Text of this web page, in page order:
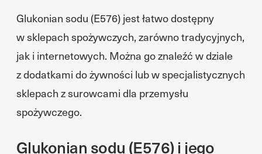
Glukonian sodu (E576) jest łatwo dostępny
w sklepach spożywczych, zarówno tradycyjnych,
jak i internetowych. Można go znaleźć w dziale
z dodatkami do żywności lub w specjalistycznych
sklepach z surowcami dla przemysłu
spożywczego.
Glukonian sodu (E576) i jego